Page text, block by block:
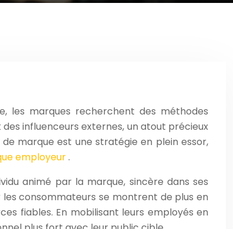
les marques recherchent des méthodes
influenceurs externes, un atout précieux
marque est une stratégie en plein essor,
employeur.
animé par la marque, sincère dans ses
consommateurs se montrent de plus en
fiables. En mobilisant leurs employés en